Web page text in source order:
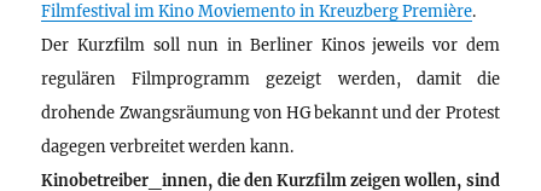
Filmfestival im Kino Moviemento in Kreuzberg Première.
Der Kurzfilm soll nun in Berliner Kinos jeweils vor dem
regulären Filmprogramm gezeigt werden, damit die
drohende Zwangsräumung von HG bekannt und der Protest
dagegen verbreitet werden kann.
Kinobetreiber_innen, die den Kurzfilm zeigen wollen, sind